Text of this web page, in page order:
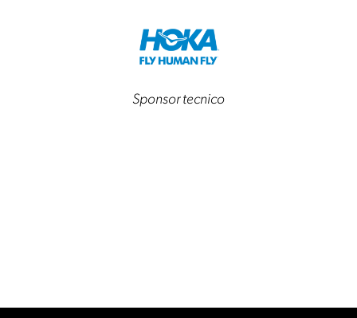
Sponsor tecnico